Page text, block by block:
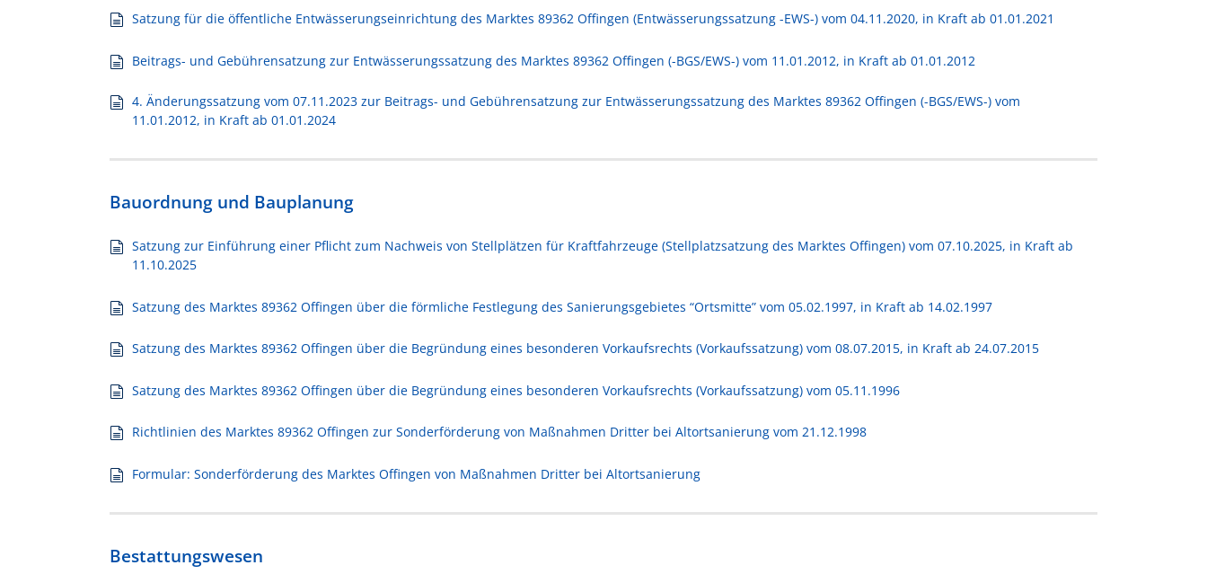
Satzung für die öffentliche Entwässerungseinrichtung des Marktes 89362 Offingen (Entwässerungssatzung -EWS-) vom 04.11.2020, in Kraft ab 01.01.2021
Beitrags- und Gebührensatzung zur Entwässerungssatzung des Marktes 89362 Offingen (-BGS/EWS-) vom 11.01.2012, in Kraft ab 01.01.2012
4. Änderungssatzung vom 07.11.2023 zur Beitrags- und Gebührensatzung zur Entwässerungssatzung des Marktes 89362 Offingen (-BGS/EWS-) vom
11.01.2012, in Kraft ab 01.01.2024
Bauordnung und Bauplanung
Satzung zur Einführung einer Pflicht zum Nachweis von Stellplätzen für Kraftfahrzeuge (Stellplatzsatzung des Marktes Offingen) vom 07.10.2025, in Kraft ab
11.10.2025
Satzung des Marktes 89362 Offingen über die förmliche Festlegung des Sanierungsgebietes “Ortsmitte” vom 05.02.1997, in Kraft ab 14.02.1997
Satzung des Marktes 89362 Offingen über die Begründung eines besonderen Vorkaufsrechts (Vorkaufssatzung) vom 08.07.2015, in Kraft ab 24.07.2015
Satzung des Marktes 89362 Offingen über die Begründung eines besonderen Vorkaufsrechts (Vorkaufssatzung) vom 05.11.1996
Richtlinien des Marktes 89362 Offingen zur Sonderförderung von Maßnahmen Dritter bei Altortsanierung vom 21.12.1998
Formular: Sonderförderung des Marktes Offingen von Maßnahmen Dritter bei Altortsanierung
Bestattungswesen